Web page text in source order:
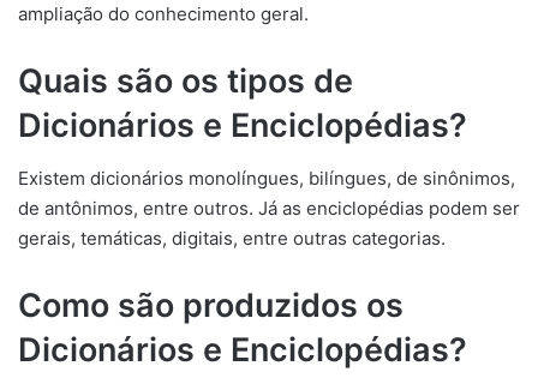
ampliação do conhecimento geral.
Quais são os tipos de
Dicionários e Enciclopédias?
Existem dicionários monolíngues, bilíngues, de sinônimos,
de antônimos, entre outros. Já as enciclopédias podem ser
gerais, temáticas, digitais, entre outras categorias.
Como são produzidos os
Dicionários e Enciclopédias?